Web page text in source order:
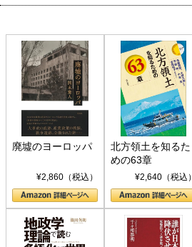
廃墟のヨーロッパ
¥2,860（税込）
北方領土を知るた
めの63章
¥2,640（税込）